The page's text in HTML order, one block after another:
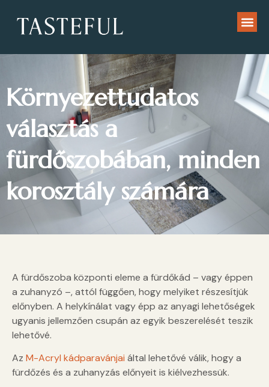
Környezettudatos
választás a
fürdőszobában, minden
korosztály számára
A fürdőszoba központi eleme a fürdőkád – vagy éppen
a zuhanyzó –, attól függően, hogy melyiket részesítjük
előnyben. A helykínálat vagy épp az anyagi lehetőségek
ugyanis jellemzően csupán az egyik beszerelését teszik
lehetővé.
Az M-Acryl kádparavánjai által lehetővé válik, hogy a
fürdőzés és a zuhanyzás előnyeit is kiélvezhessük.